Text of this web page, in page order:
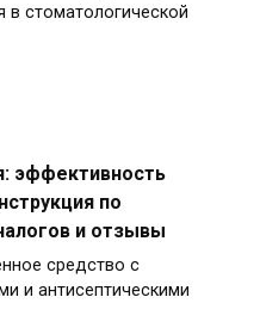
в стоматологической
эффективность
по
и отзывы
средство с
и антисептическими